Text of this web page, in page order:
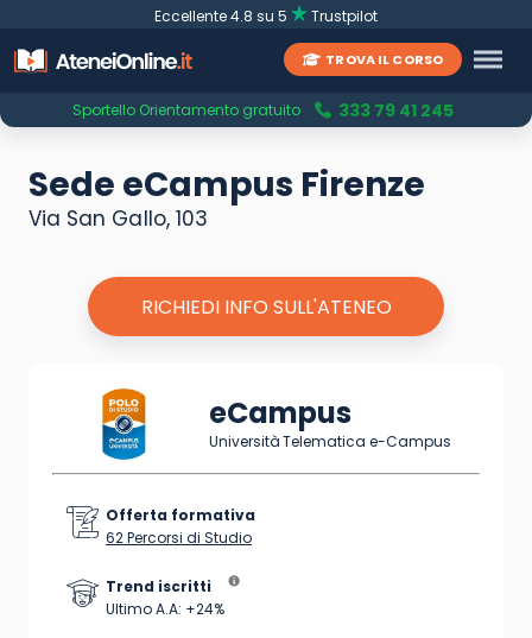
Eccellente 4.8 su 5 Trustpilot
TROVA IL CORSO
Sportello Orientamento gratuito 333 79 41 245
Sede eCampus Firenze
Via San Gallo, 103
RICHIEDI INFO SULL'ATENEO
eCampus
Università Telematica e-Campus
Offerta formativa
62 Percorsi di Studio
Trend iscritti
Ultimo A.A: +24%